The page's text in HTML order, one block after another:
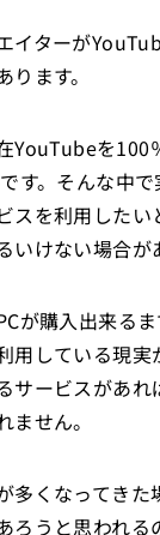
イターが
ます。
YouTubeを100
す。そんな中
スを利用した
いけない場合が
が購入出来る
用している現実
サービスがあ
せん。
多くなってき
ろうと思われ